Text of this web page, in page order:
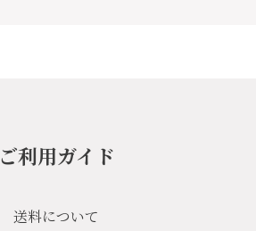
ご利用ガイド
送料について